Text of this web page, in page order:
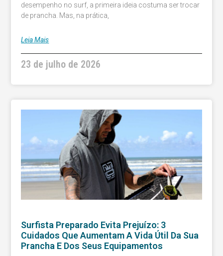
desempenho no surf, a primeira ideia costuma ser trocar
de prancha. Mas, na prática,
Leia Mais
23 de julho de 2026
Surfista Preparado Evita Prejuízo: 3
Cuidados Que Aumentam A Vida Útil Da Sua
Prancha E Dos Seus Equipamentos